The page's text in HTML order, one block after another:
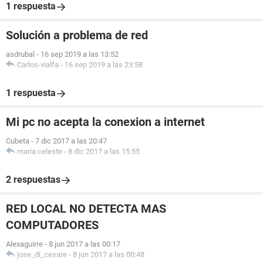
1 respuesta
Solución a problema de red
asdrubal - 16 sep 2019 a las 13:52
Carlos-vialfa - 16 sep 2019 a las 23:58
1 respuesta
Mi pc no acepta la conexion a internet
Cubeta - 7 dic 2017 a las 20:47
maria celeste - 8 dic 2017 a las 15:55
2 respuestas
RED LOCAL NO DETECTA MAS
COMPUTADORES
Alexaguirre - 8 jun 2017 a las 00:17
jose_di_cesare - 8 jun 2017 a las 00:48